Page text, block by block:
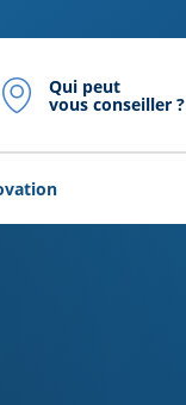
Qui peut
vous conseiller ?